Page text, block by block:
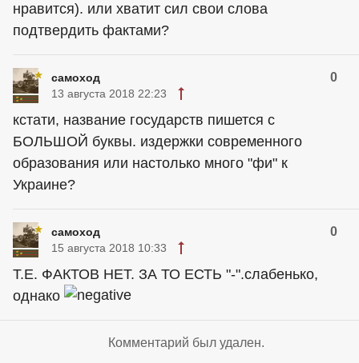
нравится). или хватит сил свои слова
подтвердить фактами?
самоход 0
13 августа 2018 22:23
кстати, название государств пишется с
БОЛЬШОЙ буквы. издержки современного
образования или настолько много "фи" к
Украине?
самоход 0
15 августа 2018 10:33
Т.Е. ФАКТОВ НЕТ. ЗА ТО ЕСТЬ "-".слабенько,
однако
Комментарий был удален.